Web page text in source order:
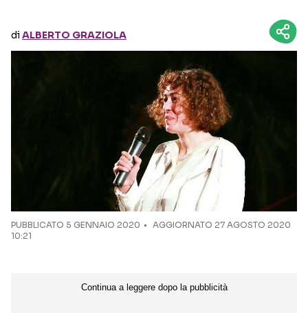
Seguici sui social
diALBERTO GRAZIOLA
PUBBLICATO 5 GENNAIO 2020
AGGIORNATO 27 AGOSTO 2020
10:21